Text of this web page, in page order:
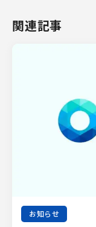
関連記事
お知らせ